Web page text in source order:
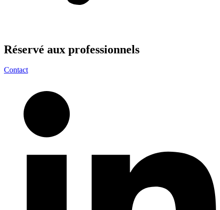
Réservé aux professionnels
Contact